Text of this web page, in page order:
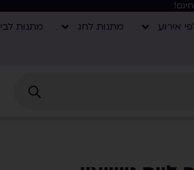
אירוע מתנות לחג
מתנות